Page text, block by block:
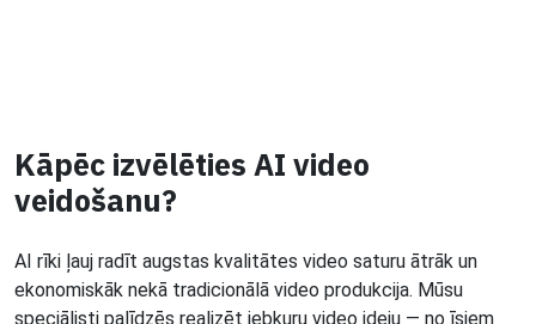
Kāpēc izvēlēties AI video
veidošanu?
AI rīki ļauj radīt augstas kvalitātes video saturu ātrāk un
ekonomiskāk nekā tradicionālā video produkcija. Mūsu
speciālisti palīdzēs realizēt jebkuru video ideju — no īsiem